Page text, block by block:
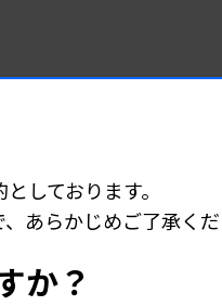
しております。
あらかじめご了承くだ
か？